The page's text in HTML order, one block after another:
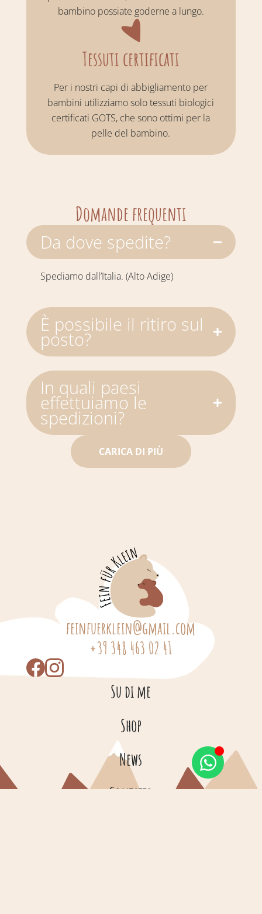
bambino possiate goderne a lungo.
Tessuti certificati
Per i nostri capi di abbigliamento per
bambini utilizziamo solo tessuti biologici
certificati GOTS, che sono ottimi per la
pelle del bambino.
Domande frequenti
Da dove spedite?
Spediamo dall’Italia. (Alto Adige)
È possibile il ritiro sul
posto?
In quali paesi
effettuiamo le
spedizioni?
CARICA DI PIÙ
feinfuerklein@gmail.com
+39 348 463 02 41
Su di me
Shop
News
Contatto